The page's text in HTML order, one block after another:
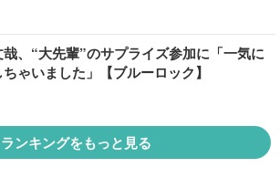
、“大先輩”のサプライズ参加に「一気に
ゃいました」【ブルーロック】
ランキングをもっと見る